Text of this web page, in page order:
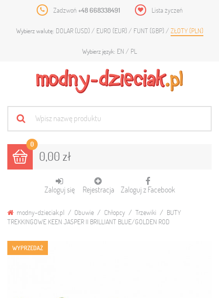
Zadzwoń +48 668338491 Lista życzeń
Wybierz walutę: DOLAR (USD) EURO (EUR) FUNT (GBP) ZŁOTY (PLN)
Wybierz język: EN PL
0
0,00 zł
Zaloguj się Rejestracja Zaloguj z Facebook
modny-dzieciak.pl Obuwie Chłopcy Trzewiki
BUTY
TREKKINGOWE KEEN JASPER II BRILLIANT BLUE/GOLDEN ROD
WYPRZEDAŻ